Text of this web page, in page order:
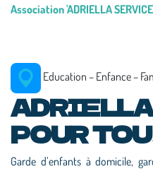
Association 'ADRIELLA
Education – Enfance –
POUR
Garde d’enfants à domicile,